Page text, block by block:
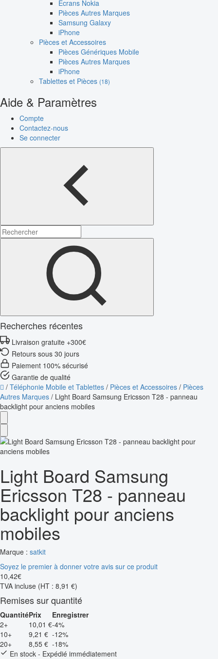
Écrans Nokia
Pièces Autres Marques
Samsung Galaxy
iPhone
Pièces et Accessoires
Pièces Génériques Mobile
Pièces Autres Marques
iPhone
Tablettes et Pièces (18)
Aide & Paramètres
Compte
Contactez-nous
Se connecter
Recherches récentes
Livraison gratuite +300€
Retours sous 30 jours
Paiement 100% sécurisé
Garantie de qualité
/ Téléphonie Mobile et Tablettes / Pièces et Accessoires / Pièces
Autres Marques / Light Board Samsung Ericsson T28 - panneau
backlight pour anciens mobiles
Light Board Samsung
Ericsson T28 - panneau
backlight pour anciens
mobiles
Marque : satkit
Soyez le premier à donner votre avis sur ce produit
10,42€
TVA incluse (HT : 8,91 €)
Remises sur quantité
QuantitéPrix
Enregistrer
2+
10,01 €-4%
10+
9,21 € -12%
20+
8,55 € -18%
En stock - Expédié immédiatement